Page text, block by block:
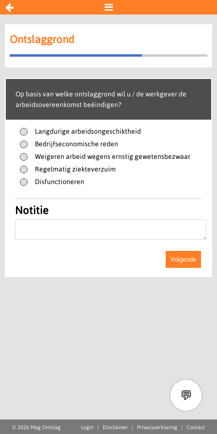
 
Resultaat
Ontslaggrond
Op basis van welke ontslaggrond wil u / de werkgever de
arbeidsovereenkomst beëindigen?
Langdurige arbeidsongeschiktheid
Bedrijfseconomische reden
Weigeren arbeid wegens ernstig gewetensbezwaar
Regelmatig ziekteverzuim
Disfunctioneren
Notitie
Volgende
© 2026 Mag Ontslag Contact
Privacyverklaring |
Disclaimer
Login
💬